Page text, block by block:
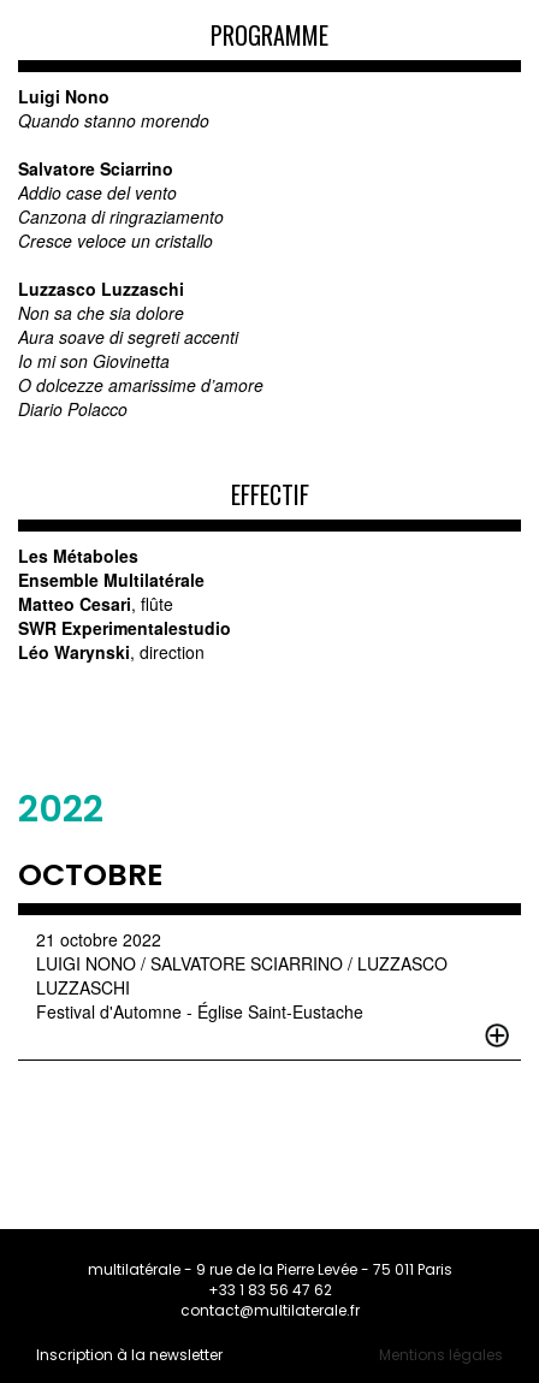
PROGRAMME
Luigi Nono
Quando stanno morendo
Salvatore Sciarrino
Addio case del vento
Canzona di ringraziamento
Cresce veloce un cristallo
Luzzasco Luzzaschi
Non sa che sia dolore
Aura soave di segreti accenti
Io mi son Giovinetta
O dolcezze amarissime d’amore
Diario Polacco
EFFECTIF
Les Métaboles
Ensemble Multilatérale
Matteo Cesari, flûte
SWR Experimentalestudio
Léo Warynski, direction
2022
OCTOBRE
21 octobre 2022
LUIGI NONO / SALVATORE SCIARRINO / LUZZASCO
LUZZASCHI
Festival d'Automne - Église Saint-Eustache
multilatérale - 9 rue de la Pierre Levée - 75 011 Paris
+33 1 83 56 47 62
contact@multilaterale.fr
Inscription à la newsletter Mentions légales